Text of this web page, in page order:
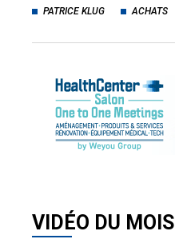
PATRICE KLUG ACHATS
VIDÉO DU MOIS